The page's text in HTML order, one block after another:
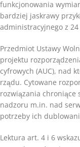
funkcjonowania
bardziej jaskrawy
administracyjnego z
Przedmiot Ustawy
projektu
cyfrowych (AUC), nad
rządu. Cytowane
rozwiązania chroniące
nadzoru m.in. nad
potrzeby ich
Lektura art. 4 i 6